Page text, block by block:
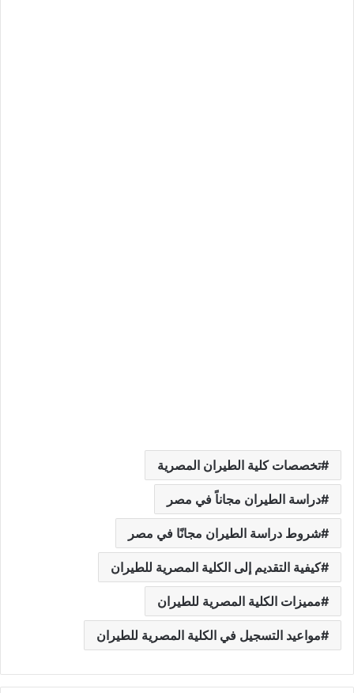
تخصصات كلية الطيران المصرية
دراسة الطيران مجاناً في مصر
شروط دراسة الطيران مجانًا في مصر
كيفية التقديم إلى الكلية المصرية للطيران
مميزات الكلية المصرية للطيران
مواعيد التسجيل في الكلية المصرية للطيران